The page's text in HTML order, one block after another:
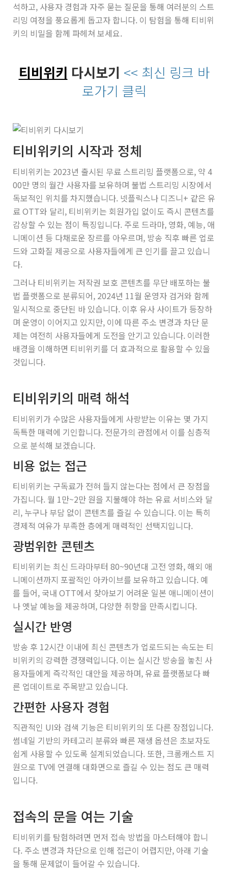
석하고, 사용자 경험과 자주 묻는 질문을 통해 여러분의 스트
리밍 여정을 풍요롭게 돕고자 합니다. 이 탐험을 통해 티비위
키의 비밀을 함께 파헤쳐 보세요.
티비위키 다시보기 << 최신 링크 바
로가기 클릭
티비위키의 시작과 정체
티비위키는 2023년 출시된 무료 스트리밍 플랫폼으로, 약 4
00만 명의 월간 사용자를 보유하며 불법 스트리밍 시장에서
독보적인 위치를 차지했습니다. 넷플릭스나 디즈니+ 같은 유
료 OTT와 달리, 티비위키는 회원가입 없이도 즉시 콘텐츠를
감상할 수 있는 점이 특징입니다. 주로 드라마, 영화, 예능, 애
니메이션 등 다채로운 장르를 아우르며, 방송 직후 빠른 업로
드와 고화질 제공으로 사용자들에게 큰 인기를 끌고 있습니
다.
그러나 티비위키는 저작권 보호 콘텐츠를 무단 배포하는 불
법 플랫폼으로 분류되어, 2024년 11월 운영자 검거와 함께
일시적으로 중단된 바 있습니다. 이후 유사 사이트가 등장하
며 운영이 이어지고 있지만, 이에 따른 주소 변경과 차단 문
제는 여전히 사용자들에게 도전을 안기고 있습니다. 이러한
배경을 이해하면 티비위키를 더 효과적으로 활용할 수 있을
것입니다.
티비위키의 매력 해석
티비위키가 수많은 사용자들에게 사랑받는 이유는 몇 가지
독특한 매력에 기인합니다. 전문가의 관점에서 이를 심층적
으로 분석해 보겠습니다.
비용 없는 접근
티비위키는 구독료가 전혀 들지 않는다는 점에서 큰 장점을
가집니다. 월 1만~2만 원을 지불해야 하는 유료 서비스와 달
리, 누구나 부담 없이 콘텐츠를 즐길 수 있습니다. 이는 특히
경제적 여유가 부족한 층에게 매력적인 선택지입니다.
광범위한 콘텐츠
티비위키는 최신 드라마부터 80~90년대 고전 영화, 해외 애
니메이션까지 포괄적인 아카이브를 보유하고 있습니다. 예
를 들어, 국내 OTT에서 찾아보기 어려운 일본 애니메이션이
나 옛날 예능을 제공하며, 다양한 취향을 만족시킵니다.
실시간 반영
방송 후 12시간 이내에 최신 콘텐츠가 업로드되는 속도는 티
비위키의 강력한 경쟁력입니다. 이는 실시간 방송을 놓친 사
용자들에게 즉각적인 대안을 제공하며, 유료 플랫폼보다 빠
른 업데이트로 주목받고 있습니다.
간편한 사용자 경험
직관적인 UI와 검색 기능은 티비위키의 또 다른 장점입니다.
썸네일 기반의 카테고리 분류와 빠른 재생 옵션은 초보자도
쉽게 사용할 수 있도록 설계되었습니다. 또한, 크롬캐스트 지
원으로 TV에 연결해 대화면으로 즐길 수 있는 점도 큰 매력
입니다.
접속의 문을 여는 기술
티비위키를 탐험하려면 먼저 접속 방법을 마스터해야 합니
다. 주소 변경과 차단으로 인해 접근이 어렵지만, 아래 기술
을 통해 문제없이 들어갈 수 있습니다.